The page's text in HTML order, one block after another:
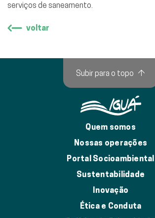
serviços de saneamento.
voltar
Quem somos
Nossas operações
Portal Socioambiental
Sustentabilidade
Inovação
Ética e Conduta
Subir para o topo ↑